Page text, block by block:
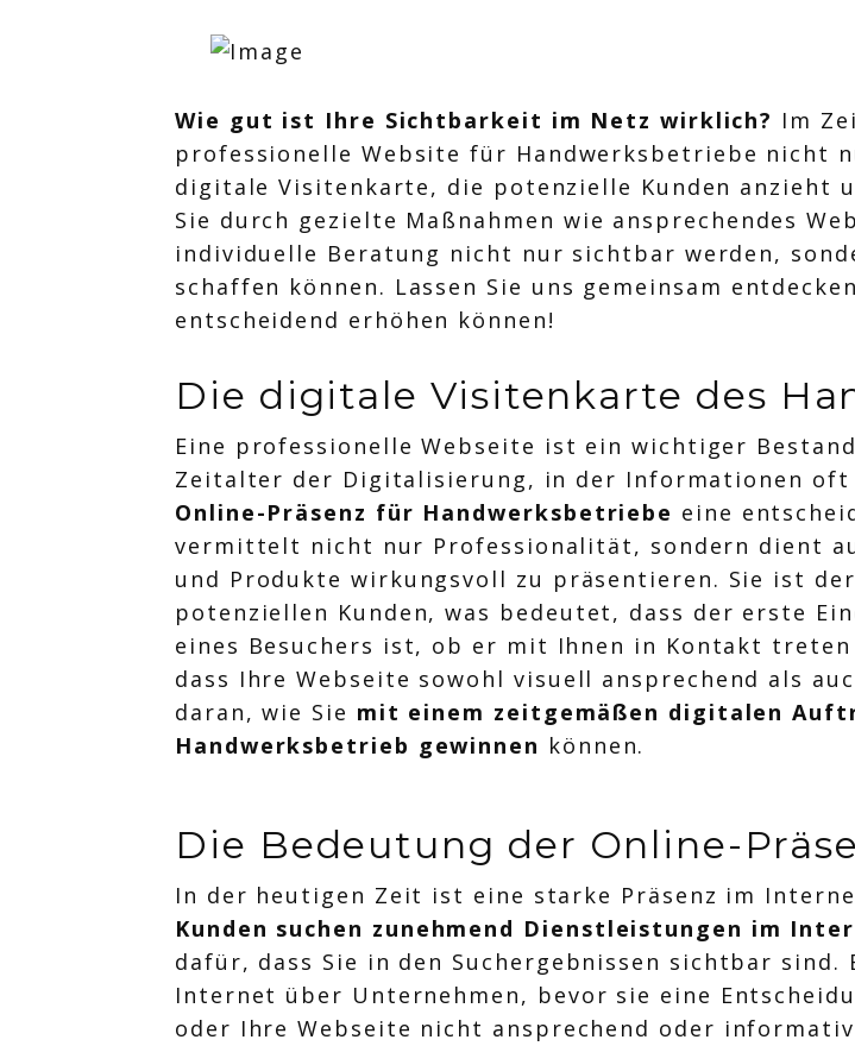
Wie gut ist Ihre Sichtbarkeit im Netz wirklich? Im
professionelle Website für Handwerksbetriebe nicht
digitale Visitenkarte, die potenzielle Kunden anzieht
Sie durch gezielte Maßnahmen wie ansprechendes
individuelle Beratung nicht nur sichtbar werden,
schaffen können. Lassen Sie uns gemeinsam
entscheidend erhöhen können!
Die digitale Visitenkarte des
Eine professionelle Webseite ist ein wichtiger
Zeitalter der Digitalisierung, in der Informationen
Online-Präsenz für Handwerksbetriebe eine
vermittelt nicht nur Professionalität, sondern dient
und Produkte wirkungsvoll zu präsentieren. Sie ist
potenziellen Kunden, was bedeutet, dass der erste
eines Besuchers ist, ob er mit Ihnen in Kontakt
dass Ihre Webseite sowohl visuell ansprechend als
daran, wie Sie mit einem zeitgemäßen digitalen
Handwerksbetrieb gewinnen können.
Die Bedeutung der Online-
In der heutigen Zeit ist eine starke Präsenz im
Kunden suchen zunehmend Dienstleistungen im
dafür, dass Sie in den Suchergebnissen sichtbar
Internet über Unternehmen, bevor sie eine
oder Ihre Webseite nicht ansprechend oder